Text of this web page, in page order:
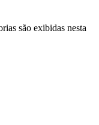
são exibidas nesta